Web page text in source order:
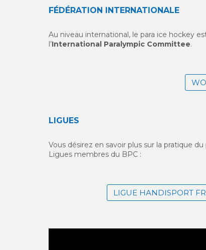
FÉDÉRATION INTERNATIONALE
Au niveau international, le para ice hockey
l’International Paralympic Committee.
LIGUES
Vous désirez en savoir plus sur la pratique
Ligues membres du BPC :
LIGUE HANDISPORT